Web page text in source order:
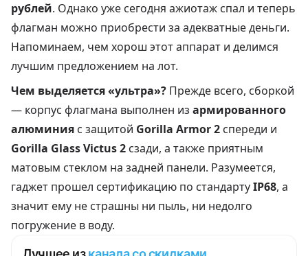
рублей. Однако уже сегодня ажиотаж спал и теперь
флагман можно приобрести за адекватные деньги.
Напоминаем, чем хорош этот аппарат и делимся
лучшим предложением на лот.
Чем выделяется «ультра»? Прежде всего, сборкой
— корпус флагмана выполнен из армированного
алюминия с защитой Gorilla Armor 2 спереди и
Gorilla Glass Victus 2 сзади, а также приятным
матовым стеклом на задней панели. Разумеется,
гаджет прошел сертификацию по стандартуIP68, а
значит ему не страшны ни пыль, ни недолго
погружение в воду.